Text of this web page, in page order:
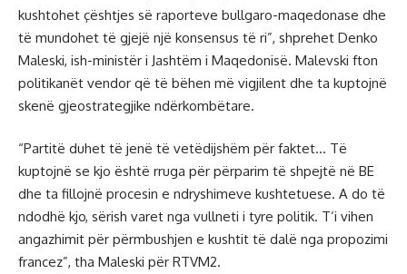
kushtohet çështjes së raporteve bullgaro-maqedonase dhe
të mundohet të gjejë një konsensus të ri”, shprehet Denko
Maleski, ish-ministër i Jashtëm i Maqedonisë. Malevski fton
politikanët vendor që të bëhen më vigjilent dhe ta kuptojnë
skenë gjeostrategjike ndërkombëtare.
“Partitë duhet të jenë të vetëdijshëm për faktet… Të
kuptojnë se kjo është rruga për përparim të shpejtë në BE
dhe ta fillojnë procesin e ndryshimeve kushtetuese. A do të
ndodhë kjo, sërish varet nga vullneti i tyre politik. T’i vihen
angazhimit për përmbushjen e kushtit të dalë nga propozimi
francez”, tha Maleski për RTVM2.